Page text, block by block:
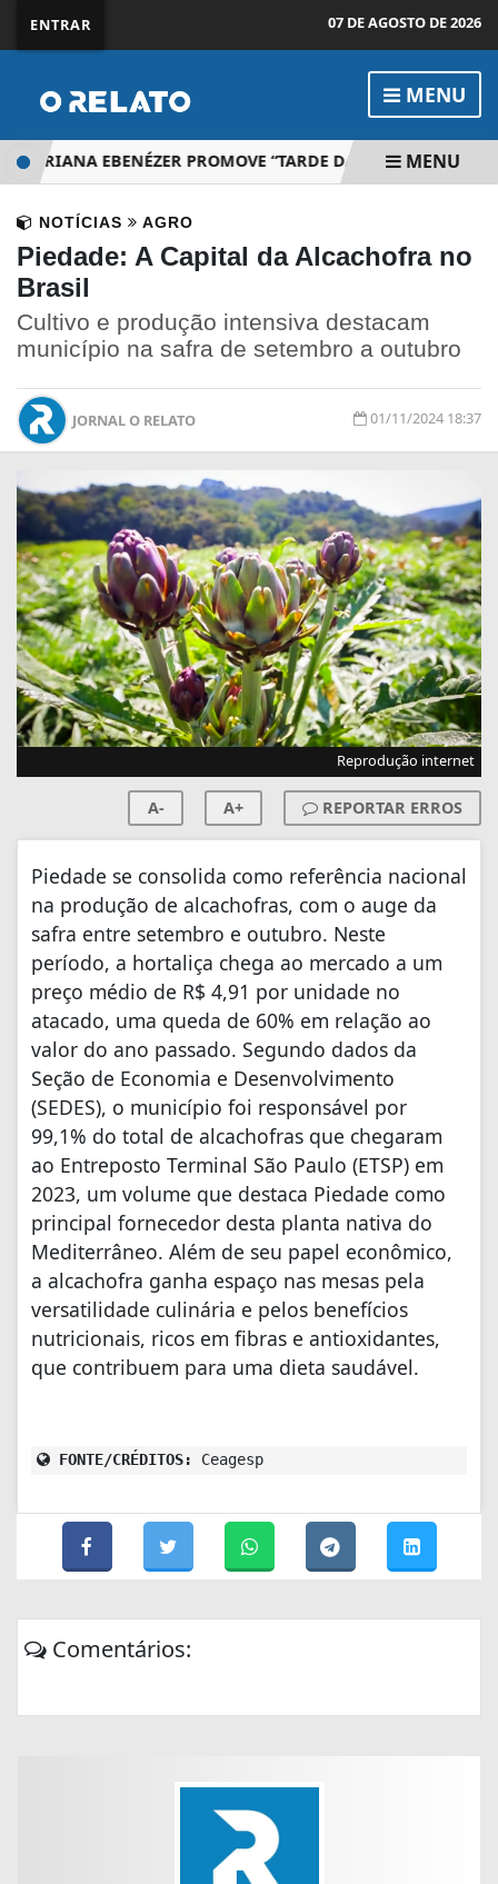
ENTRAR 07 DE AGOSTO DE 2026
MENU
EBENÉZER PROMOVE “TARDE DA ALEGRIA” EM
MENU
NOTÍCIAS AGRO
Piedade: A Capital da Alcachofra no
Brasil
Cultivo e produção intensiva destacam
município na safra de setembro a outubro
JORNAL O RELATO 01/11/2024 18:37
Reprodução internet
A- A+ REPORTAR ERROS
Piedade se consolida como referência nacional
na produção de alcachofras, com o auge da
safra entre setembro e outubro. Neste
período, a hortaliça chega ao mercado a um
preço médio de R$ 4,91 por unidade no
atacado, uma queda de 60% em relação ao
valor do ano passado. Segundo dados da
Seção de Economia e Desenvolvimento
(SEDES), o município foi responsável por
99,1% do total de alcachofras que chegaram
ao Entreposto Terminal São Paulo (ETSP) em
2023, um volume que destaca Piedade como
principal fornecedor desta planta nativa do
Mediterrâneo. Além de seu papel econômico,
a alcachofra ganha espaço nas mesas pela
versatilidade culinária e pelos benefícios
nutricionais, ricos em fibras e antioxidantes,
que contribuem para uma dieta saudável.
FONTE/CRÉDITOS: Ceagesp
Comentários: